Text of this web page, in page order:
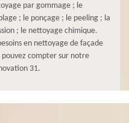
par gommage ; le
; le ponçage ; le peeling ; la
; le nettoyage chimique.
en nettoyage de façade
compter sur notre
31.